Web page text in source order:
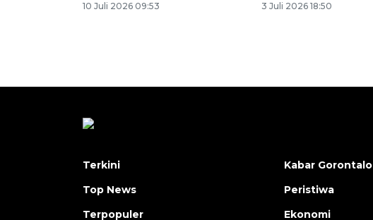
10 Juli 2026 09:53 3 Juli 2026 18:50
Terkini
Top News
Terpopuler
Kabar Gorontalo
Peristiwa
Ekonomi